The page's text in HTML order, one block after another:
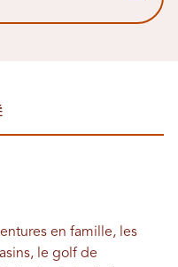
en famille, les
le golf de